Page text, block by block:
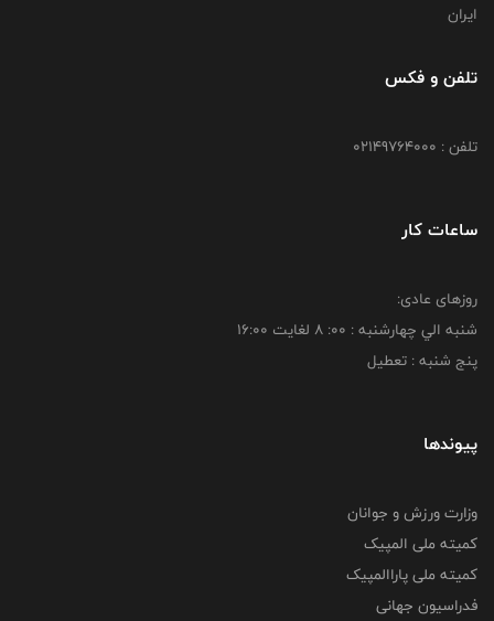
ایران
تلفن و فکس
تلفن : 02149764000
ساعات کار
روزهای عادی:
شنبه الي چهارشنبه : 00: 8 لغايت 16:00
پنج شنبه : تعطیل
پیوندها
وزارت ورزش و جوانان
کمیته ملی المپیک
کمیته ملی پاراالمپیک
فدراسیون جهانی